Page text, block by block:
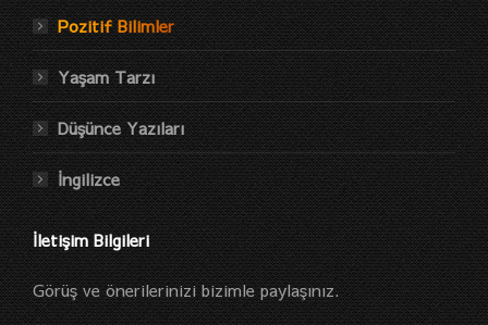
Pozitif Bilimler
Yaşam Tarzı
Düşünce Yazıları
İngilizce
İletişim Bilgileri
Görüş ve önerilerinizi bizimle paylaşınız.